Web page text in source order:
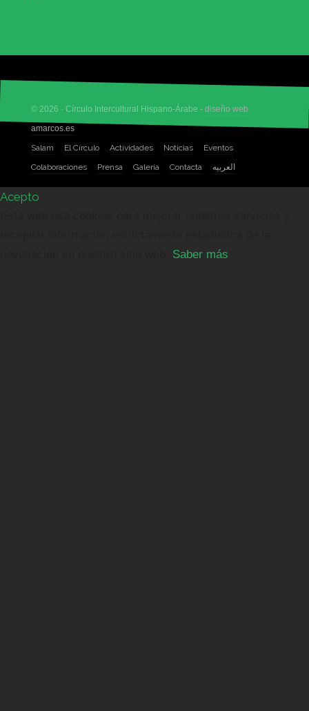
© 2026 · Círculo Intercultural Hispano-Árabe - diseño web
amarcos.es
Salam
El Círculo Actividades Noticias
Eventos
Colaboraciones
Prensa Galería Contacta العربيه
Acepto
Saber más